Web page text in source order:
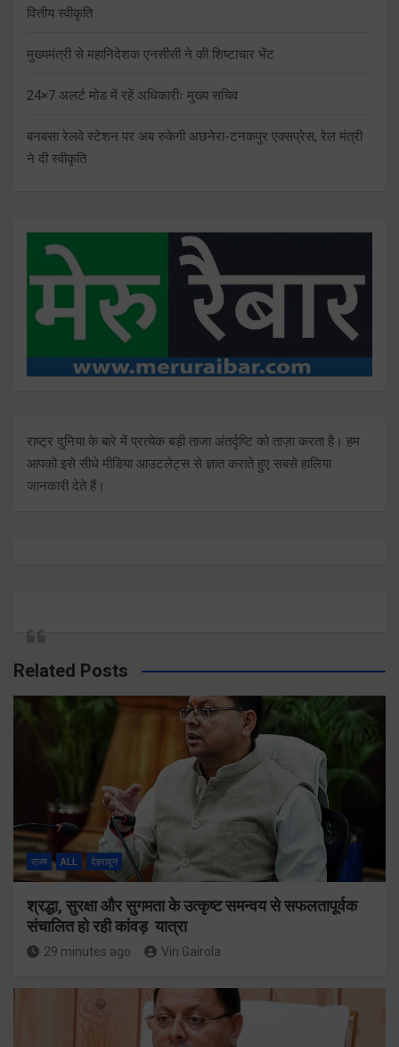
वित्तीय स्वीकृति
मुख्यमंत्री से महानिदेशक एनसीसी ने की शिष्टाचार भेंट
24×7 अलर्ट मोड में रहें अधिकारीः मुख्य सचिव
बनबसा रेलवे स्टेशन पर अब रुकेगी अछनेरा-टनकपुर एक्सप्रेस, रेल मंत्री
ने दी स्वीकृति
राष्ट्र दुनिया के बारे में प्रत्येक बड़ी ताजा अंतर्दृष्टि को ताज़ा करता है। हम
आपको इसे सीधे मीडिया आउटलेट्स से ज्ञात कराते हुए सबसे हालिया
जानकारी देते हैं।
Related Posts
राज्य ALL देहरादून
श्रद्धा, सुरक्षा और सुगमता के उत्कृष्ट समन्वय से सफलतापूर्वक
संचालित हो रही कांवड़ यात्रा
29 minutes ago Viri Gairola